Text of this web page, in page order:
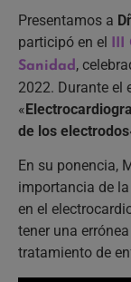
Presentamos a
participó en el
Sanidad ,
2022. Durante el
«
de los electrodos
En su ponencia,
importancia de
en el
tener una
tratamiento de